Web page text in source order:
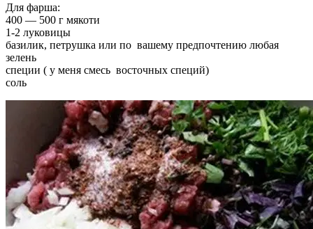
Для фарша:
400 — 500 г мякоти
1-2 луковицы
базилик, петрушка или по вашему предпочтению любая
зелень
специи ( у меня смесь восточных специй)
соль